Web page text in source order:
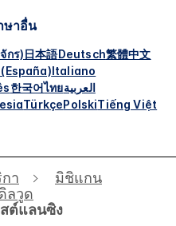
ษาอื่น
กร)日本語Deutsch繁體中文
Italiano
한국어ไทยالعربية
TürkçePolskiTiếng Việt
า
มิชิแกน
ลวูด
ต์แลนซิง